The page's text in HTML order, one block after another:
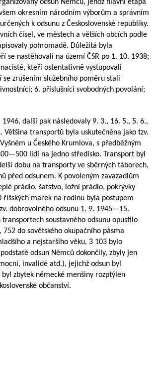
odsun Němců, jehož hlavní etapa
okresním národním výborům a správním
k odsunu z Československé republiky.
čísel, ve městech a větších obcích podle
pohromadě. Důležitá byla
nastěhovali na území ČSR po 1. 10. 1938;
kteří ostentativně vystupovali
zrušením služebního poměru stali
6. příslušníci svobodných povolání;
další pak následovaly 9. 3., 16. 5., 5. 6.,
transportů byla uskutečněna jako tzv.
u Českého Krumlova, s předběžným
lidí na jedno středisko. Transport byl
dobu na transporty ve sběrných táborech,
před odsunem. K povoleným zavazadlům
prádlo, šatstvo, ložní prádlo, pokrývky
říšských marek na rodinu byla postupem
dobrovolného odsunu 1. 9. 1945—15.
soustavného odsunu opustilo
do sovětského okupačního pásma
a nejstaršího věku, 3 103 bylo
odsun Němců dokončily, zbyly jen
invalidé atd.), jejichž odsun byl
zbytek německé menšiny rozptýlen
občanství.